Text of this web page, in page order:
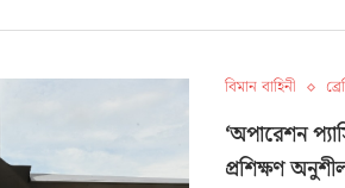
বিমান বাহিনী
‘অপারেশন
প্রশিক্ষণ